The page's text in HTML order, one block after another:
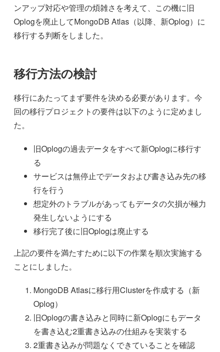
ンアップ対応や管理の煩雑さを考えて、この機に旧
Oplogを廃止してMongoDB Atlas（以降、新Oplog）に
移行する判断をしました。
移行方法の検討
移行にあたってまず要件を決める必要があります。今
回の移行プロジェクトの要件は以下のように定めまし
た。
旧Oplogの過去データをすべて新Oplogに移行す
る
サービスは無停止でデータおよび書き込み先の移
行を行う
想定外のトラブルがあってもデータの欠損が極力
発生しないようにする
移行完了後に旧Oplogは廃止する
上記の要件を満たすために以下の作業を順次実施する
ことにしました。
MongoDB Atlasに移行用Clusterを作成する（新
Oplog）
旧Oplogの書き込みと同時に新Oplogにもデータ
を書き込む2重書き込みの仕組みを実装する
2重書き込みが問題なくできていることを確認